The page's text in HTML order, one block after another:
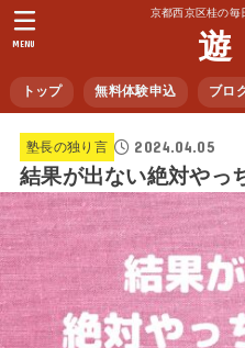
京都西京区桂の毎
遊
トップ 無料体験申込 ブロ
MENU
塾長の独り言 2024.04.05
結果が出ない絶対やっ